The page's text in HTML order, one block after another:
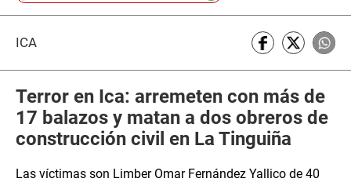
ICA
Terror en Ica: arremeten con más de
17 balazos y matan a dos obreros de
construcción civil en La Tinguiña
Las víctimas son Limber Omar Fernández Yallico de 40